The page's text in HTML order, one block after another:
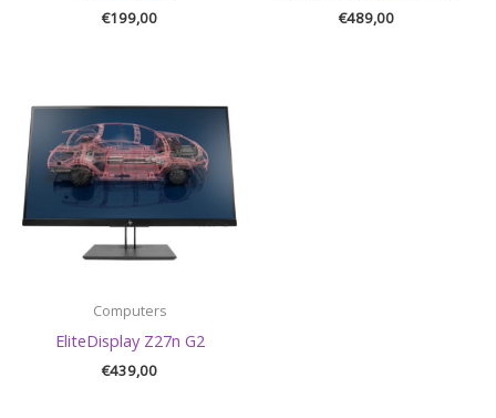
€199,00 €489,00
Computers
EliteDisplay Z27n G2
€439,00